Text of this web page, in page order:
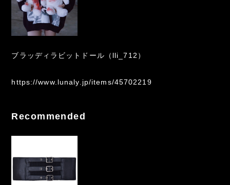
ブラッディラビットドール（lli_712）
https://www.lunaly.jp/items/45702219
Recommended